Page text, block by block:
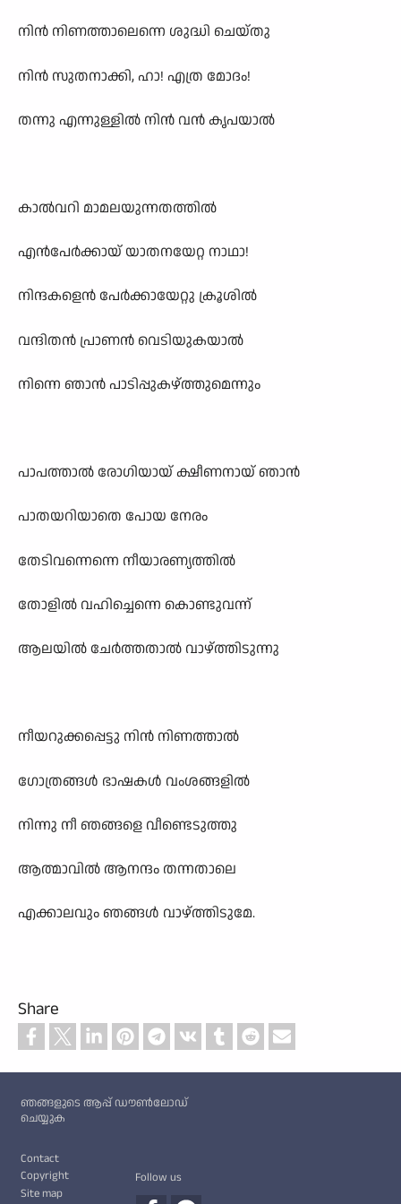
നിൻ നിണത്താലെന്നെ ശുദ്ധി ചെയ്തു
നിൻ സുതനാക്കി, ഹാ! എത്ര മോദം!
തന്നു എന്നുള്ളിൽ നിൻ വൻ കൃപയാൽ
കാൽവറി മാമലയുന്നതത്തിൽ
എൻപേർക്കായ് യാതനയേറ്റ നാഥാ!
നിന്ദകളെൻ പേർക്കായേറ്റു ക്രൂശിൽ
വന്ദിതൻ പ്രാണൻ വെടിയുകയാൽ
നിന്നെ ഞാൻ പാടിപ്പുകഴ്ത്തുമെന്നും
പാപത്താൽ രോഗിയായ് ക്ഷീണനായ് ഞാൻ
പാതയറിയാതെ പോയ നേരം
തേടിവന്നെന്നെ നീയാരണ്യത്തിൽ
തോളിൽ വഹിച്ചെന്നെ കൊണ്ടുവന്ന്
ആലയിൽ ചേർത്തതാൽ വാഴ്ത്തിടുന്നു
നീയറുക്കപ്പെട്ടു നിൻ നിണത്താൽ
ഗോത്രങ്ങൾ ഭാഷകൾ വംശങ്ങളിൽ
നിന്നു നീ ഞങ്ങളെ വീണ്ടെടുത്തു
ആത്മാവിൽ ആനന്ദം തന്നതാലെ
എക്കാലവും ഞങ്ങൾ വാഴ്ത്തിടുമേ.
Share
ഞങ്ങളുടെ ആപ്പ് ഡൗൺലോഡ്
ചെയ്യുക
Contact
Copyright
Site map
Follow us